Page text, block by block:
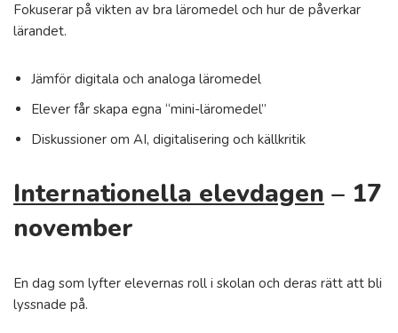
Fokuserar på vikten av bra läromedel och hur de påverkar
lärandet.
Jämför digitala och analoga läromedel
Elever får skapa egna “mini-läromedel”
Diskussioner om AI, digitalisering och källkritik
Internationella elevdagen – 17
november
En dag som lyfter elevernas roll i skolan och deras rätt att bli
lyssnade på.